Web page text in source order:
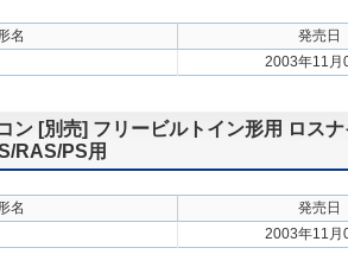
名
発売日
2003年11月
ン [別売] フリービルトイン形用 ロス
RAS/PS用
名
発売日
2003年11月